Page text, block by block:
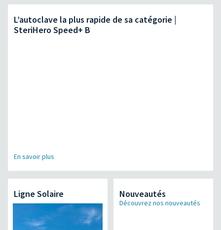
L’autoclave la plus rapide de sa catégorie |
SteriHero Speed+ B
En savoir plus
Ligne Solaire Nouveautés
Découvrez nos nouveautés